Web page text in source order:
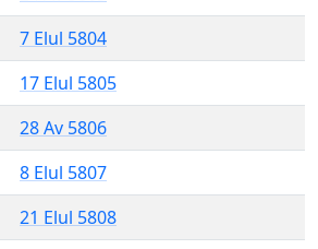
7 Elul 5804
17 Elul 5805
28 Av 5806
8 Elul 5807
21 Elul 5808